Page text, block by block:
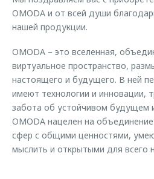
Страхование
Кредитный калькулятор
Аксессуары
Одежда и сувениры
Оригинальные аксессуары
Запчасти
Трейд-ин
Калькулятор трейд-ин
Руководства по эксплуатации
Клиентская поддержка
O&J Автоклуб
Клуб владельцев OMODA
Приложение O&J
Аксессуары
Одежда и сувениры
Оригинальные аксессуары
Обратная связь
OMODA и от всей души
нашей продукции.
OMODA – это вселенная,
виртуальное пространство,
настоящего и будущего. В ней
имеют технологии и инновации,
забота об устойчивом будущем
OMODA нацелен на
сфер с общими ценностями,
мыслить и открытыми для всего